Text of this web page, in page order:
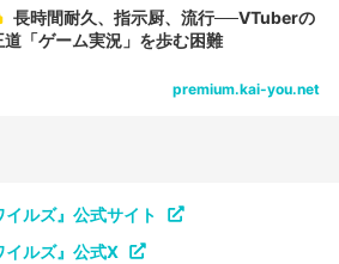
長時間耐久、指示厨、流行──VTuberの
道「ゲーム実況」を歩む困難
premium.kai-you.net
イルズ』公式サイト
イルズ』公式X